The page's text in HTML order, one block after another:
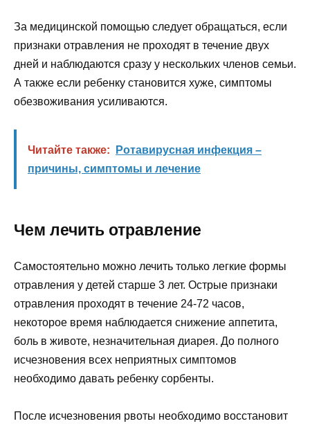
За медицинской помощью следует обращаться, если
признаки отравления не проходят в течение двух
дней и наблюдаются сразу у нескольких членов семьи.
А также если ребенку становится хуже, симптомы
обезвоживания усиливаются.
Читайте также:
Ротавирусная инфекция –
причины, симптомы и лечение
Чем лечить отравление
Самостоятельно можно лечить только легкие формы
отравления у детей старше 3 лет. Острые признаки
отравления проходят в течение 24-72 часов,
некоторое время наблюдается снижение аппетита,
боль в животе, незначительная диарея. До полного
исчезновения всех неприятных симптомов
необходимо давать ребенку сорбенты.
После исчезновения рвоты необходимо восстановит